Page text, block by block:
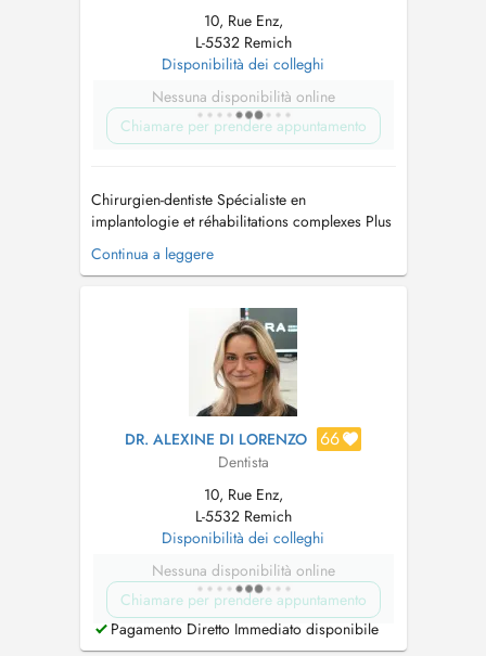
10, Rue Enz,
L-5532 Remich
Disponibilità dei colleghi
Nessuna disponibilità online
Chiamare per prendere appuntamento
Chirurgien-dentiste Spécialiste en
implantologie et réhabilitations complexes Plus
de 30 ans d'expérience clinique. Activité
orientée vers l'implantologie avancée, les
chirurgicaux spécialisés. Réalisation de
chirurgie orale (extractions complexes, de...
Continua a leggere
DR. ALEXINE DI LORENZO 66
Dentista
10, Rue Enz,
L-5532 Remich
Disponibilità dei colleghi
Nessuna disponibilità online
Chiamare per prendere appuntamento
Pagamento Diretto Immediato disponibile